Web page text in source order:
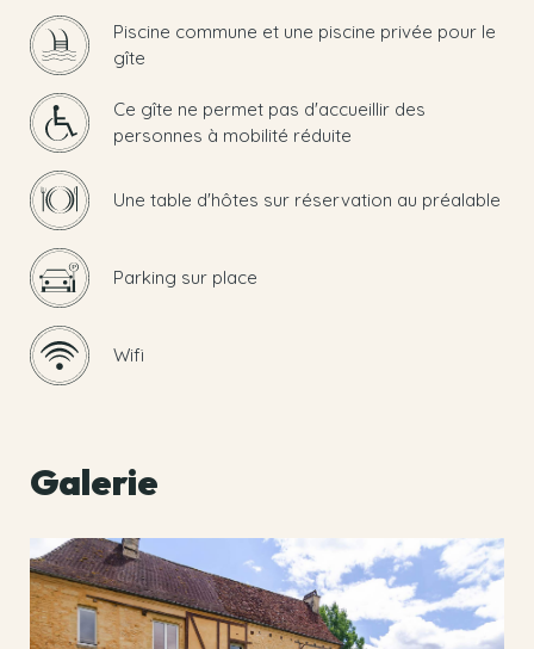
Piscine commune et une piscine privée pour le
gîte
Ce gîte ne permet pas d'accueillir des
personnes à mobilité réduite
Une table d'hôtes sur réservation au préalable
Parking sur place
Wifi
Galerie